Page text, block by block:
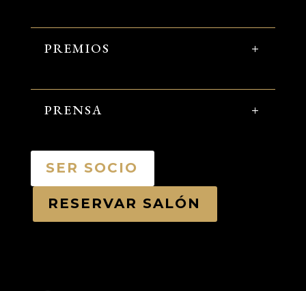
PREMIOS
PRENSA
SER SOCIO
RESERVAR SALÓN